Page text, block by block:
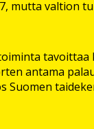
mutta valtion
antama
Suomen